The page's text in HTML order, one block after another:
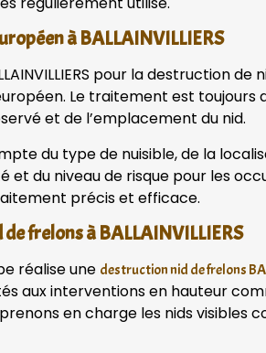
à BALLAINVILLIERS
pour la destruction de
Le traitement est toujours
et de l’emplacement du nid.
du type de nuisible, de la
et du niveau de risque pour les
précis et efficace.
frelons à BALLAINVILLIERS
réalise une destruction nid de frelons
aux interventions en hauteur
en charge les nids visibles